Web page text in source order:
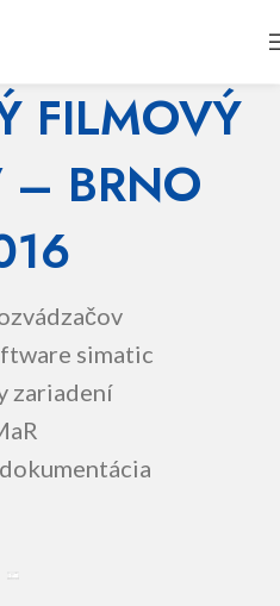
FILMOVÝ
– BRNO
simatic
zariadení